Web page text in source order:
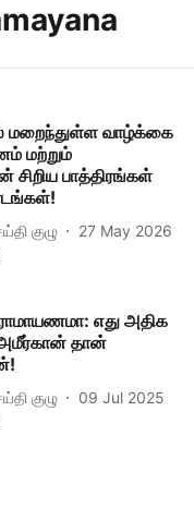
மறைந்துள்ள வாழ்க்கை
மற்றும்
சிறிய பாத்திரங்கள்
குழு
27 May 2026
எது அதிக
தான்
குழு
09 Jul 2025